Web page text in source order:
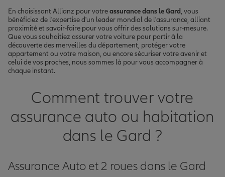
En choisissant Allianz pour votreassurance dans le Gard, vous
bénéficiez de l'expertise d'un leader mondial de l'assurance, alliant
proximité et savoir-faire pour vous offrir des solutions sur-mesure.
Que vous souhaitiez assurer votre voiture pour partir à la
découverte des merveilles du département, protéger votre
appartement ou votre maison, ou encore sécuriser votre avenir et
celui de vos proches, nous sommes là pour vous accompagner à
chaque instant.
Comment trouver votre
assurance auto ou habitation
dans le Gard ?
Assurance Auto et 2 roues dans le Gard